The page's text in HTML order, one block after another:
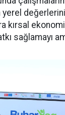
kırsal
sağlamayı